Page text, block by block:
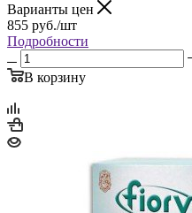
Варианты цен
855 руб./шт
Подробности
В корзину